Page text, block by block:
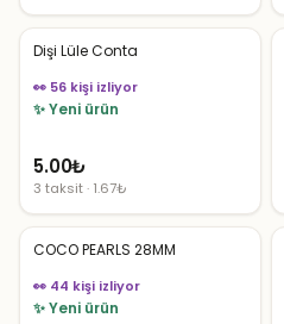
Dişi Lüle Conta
👀 56 kişi izliyor
✨ Yeni ürün
5.00₺
3 taksit · 1.67₺
COCO PEARLS 28MM
👀 44 kişi izliyor
✨ Yeni ürün